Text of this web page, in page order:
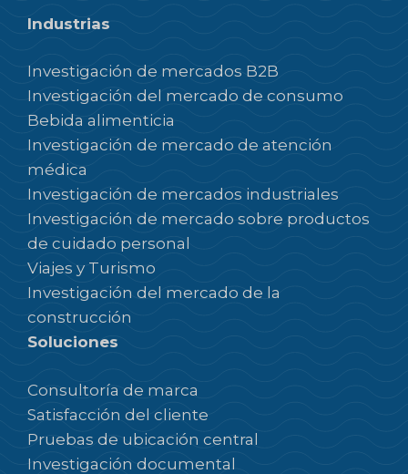
Industrias
Investigación de mercados B2B
Investigación del mercado de consumo
Bebida alimenticia
Investigación de mercado de atención
médica
Investigación de mercados industriales
Investigación de mercado sobre productos
de cuidado personal
Viajes y Turismo
Investigación del mercado de la
construcción
Soluciones
Consultoría de marca
Satisfacción del cliente
Pruebas de ubicación central
Investigación documental